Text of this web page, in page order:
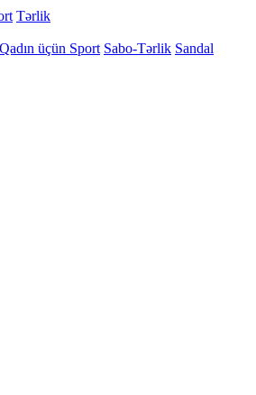
Tərlik
Qadın üçün Sport Sabo-Tərlik Sandal